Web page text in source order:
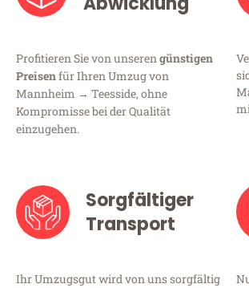
Profitieren Sie von unserengünstigen
Preisenfür Ihren Umzug von
Mannheim → Teesside, ohne
Kompromisse bei der Qualität
einzugehen.
Sorgfältiger
Transport
Ihr Umzugsgut wird von uns sorgfältig